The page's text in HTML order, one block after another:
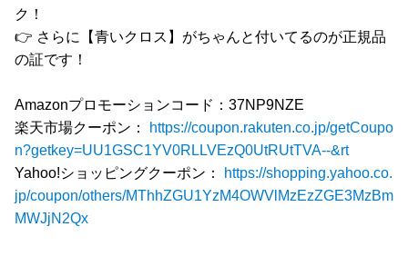
ク！
👉 さらに【青いクロス】がちゃんと付いてるのが正規品
の証です！
Amazonプロモーションコード：37NP9NZE
楽天市場クーポン：
https://coupon.rakuten.co.jp/getCoupo
n?getkey=UU1GSC1YV0RLLVEzQ0UtRUtTVA--&rt
Yahoo!ショッピングクーポン：
https://shopping.yahoo.co.
jp/coupon/others/MThhZGU1YzM4OWVlMzEzZGE3MzBm
MWJjN2Qx